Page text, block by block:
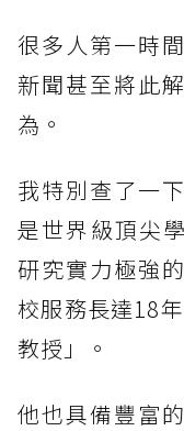
很多人第一時
新聞甚至將此
為。
我特別查了一
是世界級頂尖
研究實力極強
校服務長達18
教授」。
他也具備豐富